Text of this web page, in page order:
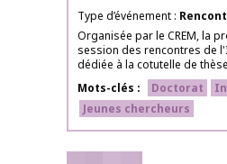
Type d’événement
Organisée par le CREM, la
session des rencontres de
dédiée à la cotutelle de
Mots-clés
Doctorat
Jeunes chercheurs